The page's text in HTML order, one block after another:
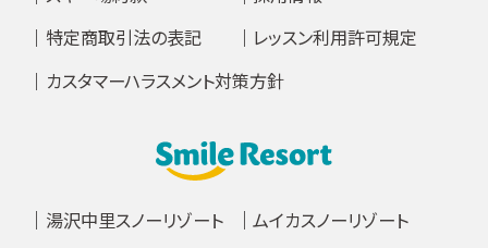
特定商取引法の表記
レッスン利用許可規定
カスタマーハラスメント対策方針
湯沢中里スノーリゾート
ムイカスノーリゾート